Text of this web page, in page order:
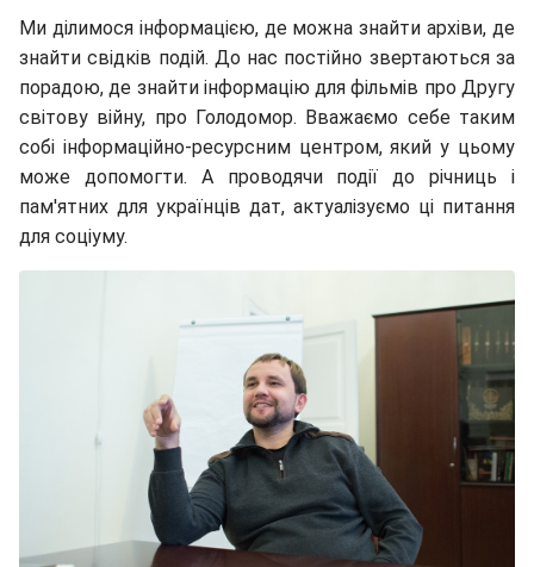
Ми ділимося інформацією, де можна знайти архіви, де
знайти свідків подій. До нас постійно звертаються за
порадою, де знайти інформацію для фільмів про Другу
світову війну, про Голодомор. Вважаємо себе таким
собі інформаційно-ресурсним центром, який у цьому
може допомогти. А проводячи події до річниць і
пам'ятних для українців дат, актуалізуємо ці питання
для соціуму.